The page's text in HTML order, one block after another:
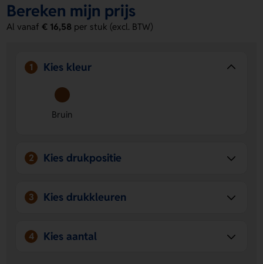
vraag een prijs op.
Voordelen van de Wijnset in wijnkist
Compleet cadeau:
wijnaccessoires bij de hand in één set.
Ruimte voor personalisatie:
naam of eigen ontwerp toevoegen op meerdere
drukposities.
Bereken mijn prijs
Al vanaf€ 16,58 per stuk (excl. BTW)
1 Kies kleur
Bruin
2 Kies drukpositie
3 Kies drukkleuren
4 Kies aantal